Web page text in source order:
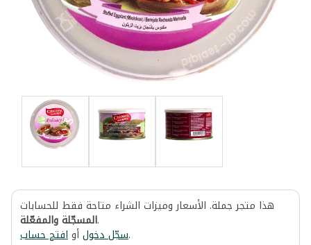
هذا متجر جملة. الأسعار وميزات الشراء متاحة فقط للحسابات
المسجّلة والمفعّلة.
سجّل دخولأوافتح حساب .